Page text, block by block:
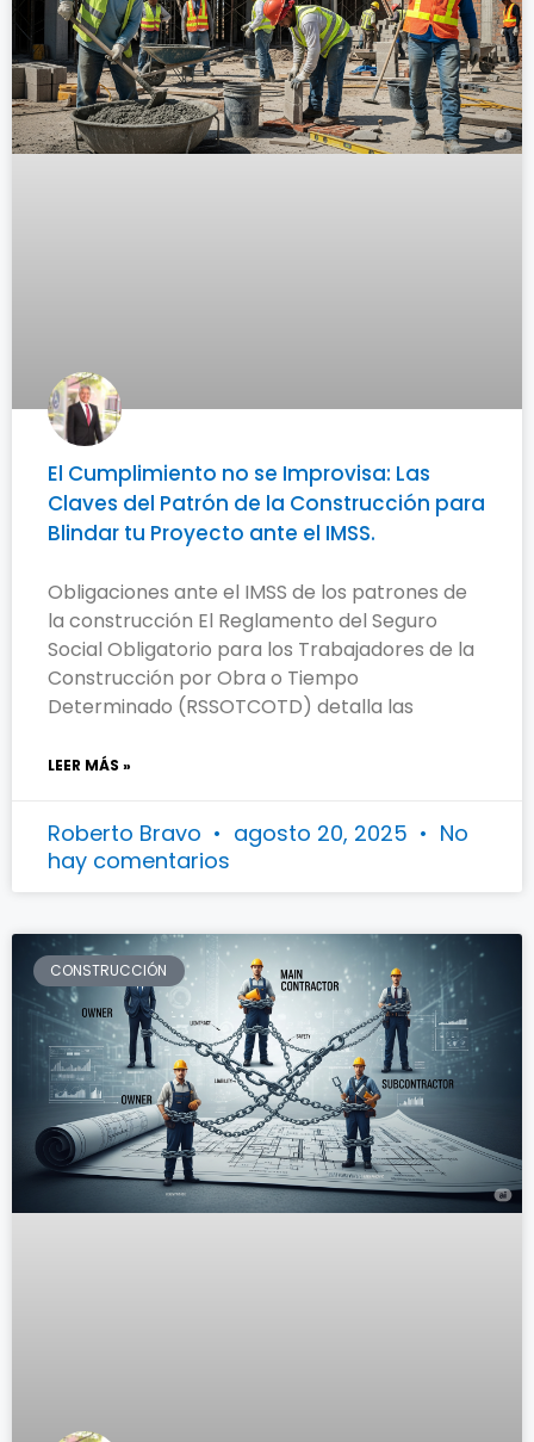
El Cumplimiento no se Improvisa: Las
Claves del Patrón de la Construcción para
Blindar tu Proyecto ante el IMSS.
Obligaciones ante el IMSS de los patrones de
la construcción El Reglamento del Seguro
Social Obligatorio para los Trabajadores de la
Construcción por Obra o Tiempo
Determinado (RSSOTCOTD) detalla las
LEER MÁS »
Roberto Bravo agosto 20, 2025
No
hay comentarios
CONSTRUCCIÓN